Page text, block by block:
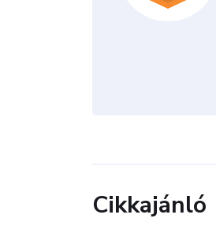
Cikkajánló